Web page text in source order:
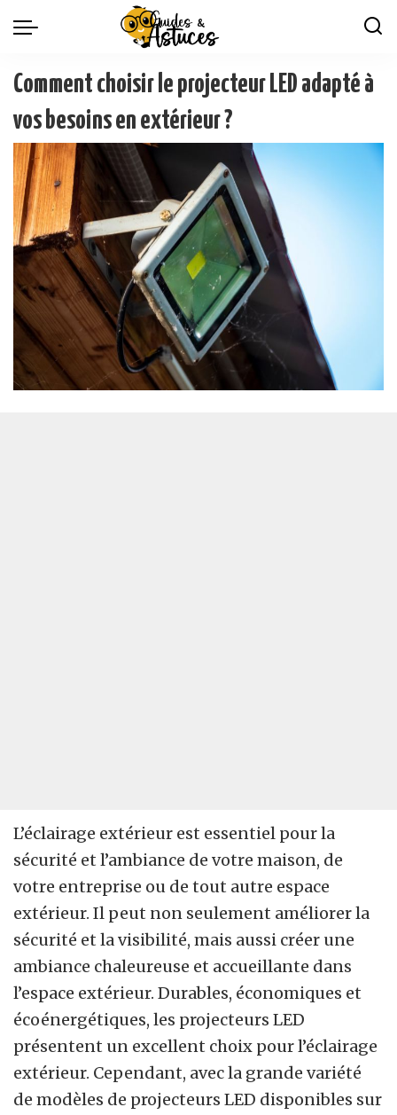
Comment choisir le projecteur LED adapté à
vos besoins en extérieur ?
L’éclairage extérieur est essentiel pour la
sécurité et l’ambiance de votre maison, de
votre entreprise ou de tout autre espace
extérieur. Il peut non seulement améliorer la
sécurité et la visibilité, mais aussi créer une
ambiance chaleureuse et accueillante dans
l’espace extérieur. Durables, économiques et
écoénergétiques, les projecteurs LED
présentent un excellent choix pour l’éclairage
extérieur. Cependant, avec la grande variété
de modèles de projecteurs LED disponibles sur